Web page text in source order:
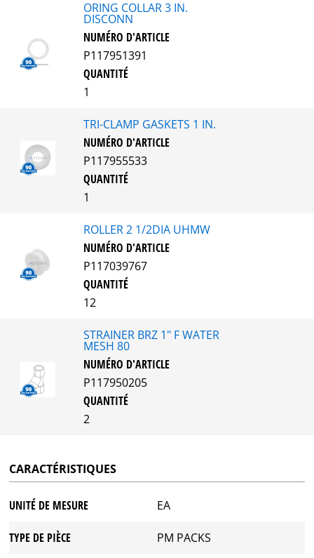
ORING COLLAR 3 IN.
DISCONN
NUMÉRO D'ARTICLE
P117951391
QUANTITÉ
1
TRI-CLAMP GASKETS 1 IN.
NUMÉRO D'ARTICLE
P117955533
QUANTITÉ
1
ROLLER 2 1/2DIA UHMW
NUMÉRO D'ARTICLE
P117039767
QUANTITÉ
12
STRAINER BRZ 1" F WATER
MESH 80
NUMÉRO D'ARTICLE
P117950205
QUANTITÉ
2
CARACTÉRISTIQUES
UNITÉ DE MESURE EA
TYPE DE PIÈCE PM PACKS